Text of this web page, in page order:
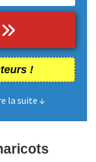
!
la suite ↓